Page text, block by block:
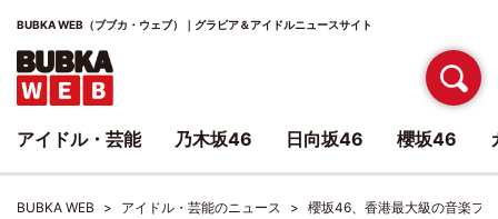
BUBKA WEB（ブブカ・ウェブ）｜グラビア＆アイドルニュースサイト
BUBKA WEB アイドル・芸能のニュース 櫻坂46、香港最大級の音楽フ
アイドル・芸能 乃木坂46 日向坂46 櫻坂46